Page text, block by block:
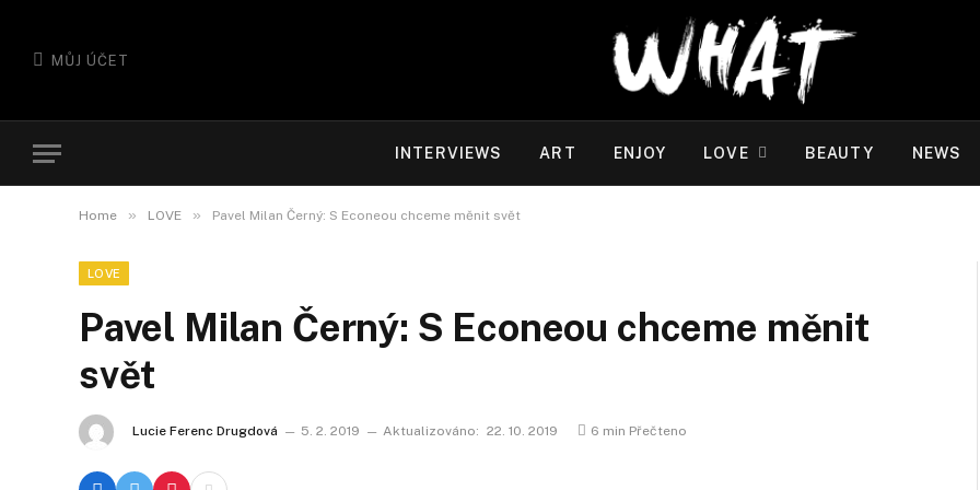
MŮJ ÚČET
INTERVIEWS ART ENJOY LOVE BEAUTY NEWS
Home » LOVE » Pavel Milan Černý: S Econeou chceme měnit svět
LOVE
Pavel Milan Černý: S Econeou chceme měnit
svět
Lucie Ferenc Drugdová 5. 2. 2019 Aktualizováno: 22. 10. 2019 6 min Přečteno